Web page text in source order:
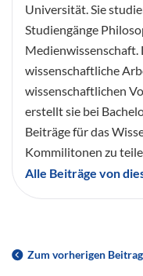
Universität. Sie
Studiengänge
Medienwissenschaft.
wissenschaftliche
wissenschaftlichen
erstellt sie bei
Beiträge für das
Kommilitonen zu
Alle Beiträge von
Zum vorherigen Beitrag